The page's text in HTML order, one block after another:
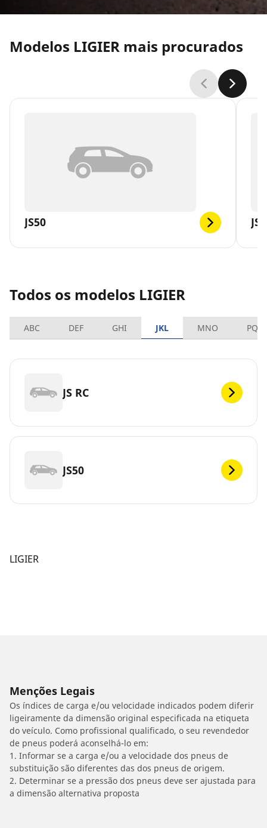
Modelos LIGIER mais procurados
JS50
Todos os modelos LIGIER
ABC DEF GHI JKL MNO
JS RC
JS50
LIGIER
Menções Legais
Os índices de carga e/ou velocidade indicados podem diferir
ligeiramente da dimensão original especificada na etiqueta
do veículo. Como profissional qualificado, o seu revendedor
de pneus poderá aconselhá-lo em:
1. Informar se a carga e/ou a velocidade dos pneus de
substituição são diferentes das dos pneus de origem.
2. Determinar se a pressão dos pneus deve ser ajustada para
a dimensão alternativa proposta